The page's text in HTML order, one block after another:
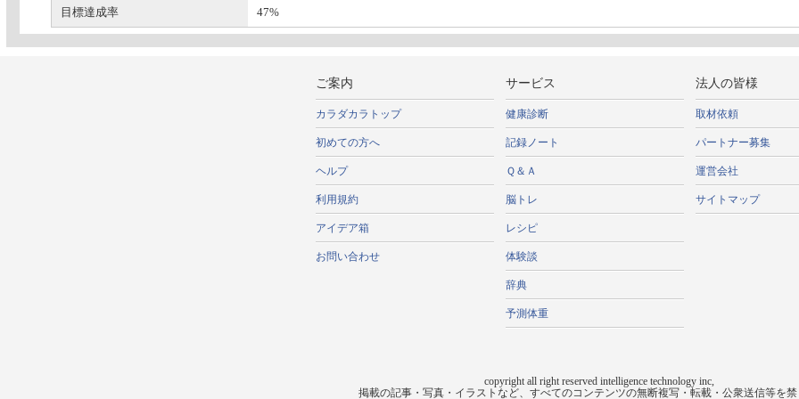
目標達成率 47%
ご案内
カラダカラトップ
初めての方へ
ヘルプ
利用規約
アイデア箱
お問い合わせ
サービス
健康診断
記録ノート
Ｑ＆Ａ
脳トレ
レシピ
体験談
辞典
予測体重
法人の皆様
取材依頼
パートナー募集
運営会社
サイトマップ
copyright all right reserved intelligence technology inc,
掲載の記事・写真・イラストなど、すべてのコンテンツの無断複写・転載・公衆送信等を